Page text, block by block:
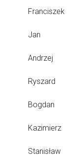
Franciszek
Jan
Andrzej
Ryszard
Bogdan
Kazimierz
Stanisław